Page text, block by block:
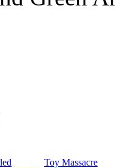
Toy Massacre